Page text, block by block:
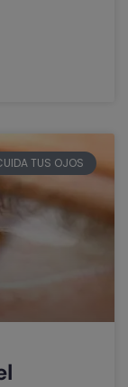
TUS OJOS